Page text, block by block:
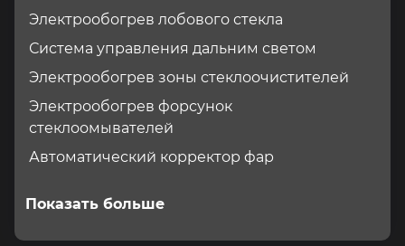
Электрообогрев лобового стекла
Система управления дальним светом
Электрообогрев зоны стеклоочистителей
Электрообогрев форсунок
стеклоомывателей
Автоматический корректор фар
Показать больше